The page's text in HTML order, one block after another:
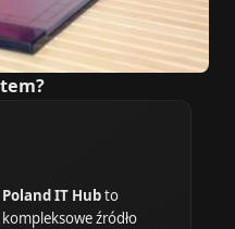
Poland IT Hubto
kompleksowe źródło